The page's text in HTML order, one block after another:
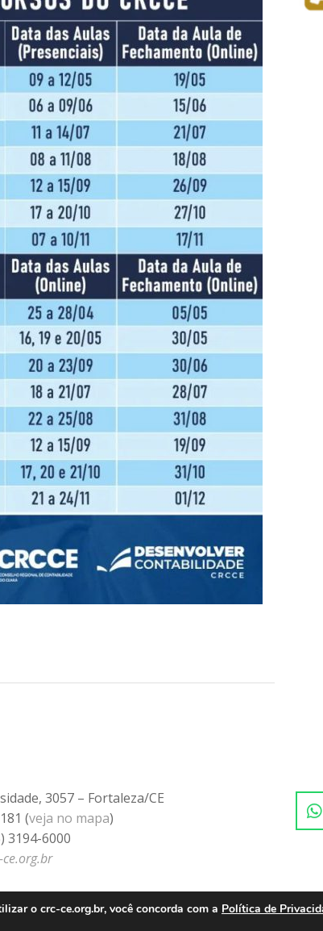
3057 – Fortaleza/CE
(veja no mapa)
3194-6000
ce.org.br
o crc-ce.org.br, você concorda com a Política de